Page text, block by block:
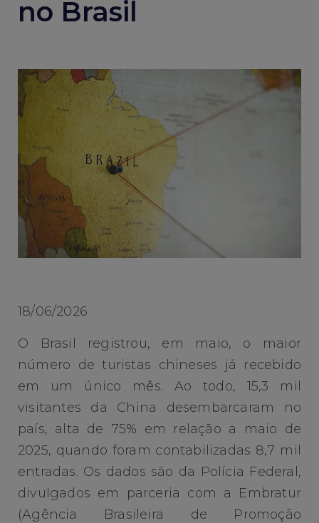
no Brasil
18/06/2026
O Brasil registrou, em maio, o maior
número de turistas chineses já recebido
em um único mês. Ao todo, 15,3 mil
visitantes da China desembarcaram no
país, alta de 75% em relação a maio de
2025, quando foram contabilizadas 8,7 mil
entradas. Os dados são da Polícia Federal,
divulgados em parceria com a Embratur
(Agência Brasileira de Promoção